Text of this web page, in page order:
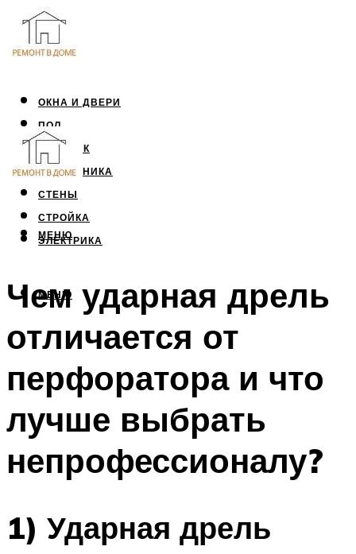
ОКНА И ДВЕРИ
ПОЛ
ПОТОЛОК
САНТЕХНИКА
СТЕНЫ
СТРОЙКА
ЭЛЕКТРИКА
МЕНЮ
МЕНЮ
Чем ударная дрель
отличается от
перфоратора и что
лучше выбрать
непрофессионалу?
1) Ударная дрель